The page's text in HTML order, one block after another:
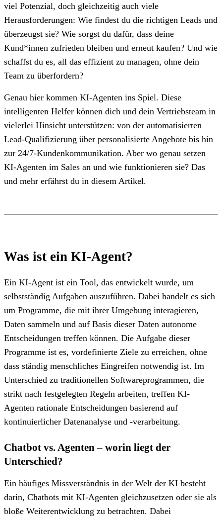
viel Potenzial, doch gleichzeitig auch viele
Herausforderungen: Wie findest du die richtigen Leads und
überzeugst sie? Wie sorgst du dafür, dass deine
Kund*innen zufrieden bleiben und erneut kaufen? Und wie
schaffst du es, all das effizient zu managen, ohne dein
Team zu überfordern?
Genau hier kommen KI-Agenten ins Spiel. Diese
intelligenten Helfer können dich und dein Vertriebsteam in
vielerlei Hinsicht unterstützen: von der automatisierten
Lead-Qualifizierung über personalisierte Angebote bis hin
zur 24/7-Kundenkommunikation. Aber wo genau setzen
KI-Agenten im Sales an und wie funktionieren sie? Das
und mehr erfährst du in diesem Artikel.
Was ist ein KI-Agent?
Ein KI-Agent ist ein Tool, das entwickelt wurde, um
selbstständig Aufgaben auszuführen. Dabei handelt es sich
um Programme, die mit ihrer Umgebung interagieren,
Daten sammeln und auf Basis dieser Daten autonome
Entscheidungen treffen können. Die Aufgabe dieser
Programme ist es, vordefinierte Ziele zu erreichen, ohne
dass ständig menschliches Eingreifen notwendig ist. Im
Unterschied zu traditionellen Softwareprogrammen, die
strikt nach festgelegten Regeln arbeiten, treffen KI-
Agenten rationale Entscheidungen basierend auf
kontinuierlicher Datenanalyse und -verarbeitung.
Chatbot vs. Agenten – worin liegt der
Unterschied?
Ein häufiges Missverständnis in der Welt der KI besteht
darin, Chatbots mit KI-Agenten gleichzusetzen oder sie als
bloße Weiterentwicklung zu betrachten. Dabei